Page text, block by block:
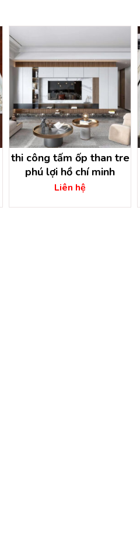
thi công tấm ốp than tre
phú lợi hồ chí minh
Liên hệ